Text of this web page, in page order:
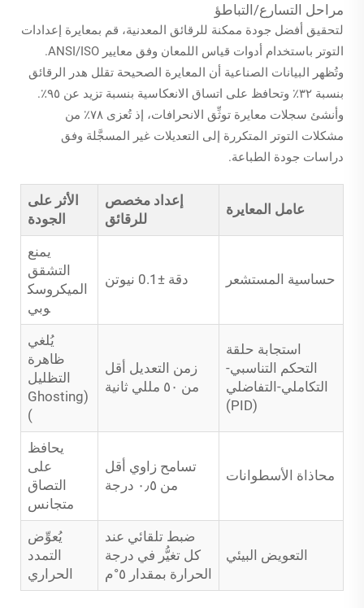
مراحل التسارع/التباطؤ
لتحقيق أفضل جودة ممكنة للرقائق المعدنية، قم بمعايرة إعدادات
التوتر باستخدام أدوات قياس اللمعان وفق معايير ANSI/ISO.
وتُظهر البيانات الصناعية أن المعايرة الصحيحة تقلل هدر الرقائق
بنسبة ٣٢٪ وتحافظ على اتساق الانعكاسية بنسبة تزيد عن ٩٥٪.
وأنشئ سجلات معايرة توثِّق الانحرافات، إذ تُعزى ٧٨٪ من
مشكلات التوتر المتكررة إلى التعديلات غير المسجَّلة وفق
دراسات جودة الطباعة.
عامل المعايرة
إعداد مخصص
للرقائق
الأثر على
الجودة
حساسية المستشعر دقة ±0.1 نيوتن
يمنع
التشقق
الميكروسك
وبي
استجابة حلقة
التحكم التناسبي-
التكاملي-التفاضلي
(PID)
زمن التعديل أقل
من ٥٠ مللي ثانية
يُلغي
ظاهرة
التظليل
(Ghosting
)
محاذاة الأسطوانات
تسامح زاوي أقل
من ٠٫٥ درجة
يحافظ
على
التصاق
متجانس
التعويض البيئي
ضبط تلقائي عند
كل تغيُّر في درجة
الحرارة بمقدار ٥°م
يُعوِّض
التمدد
الحراري